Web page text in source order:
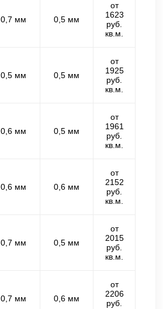
0,7 мм 0,5 мм
от
1623
руб.
кв.м.
0,5 мм 0,5 мм
от
1925
руб.
кв.м.
0,6 мм 0,5 мм
от
1961
руб.
кв.м.
0,6 мм 0,6 мм
от
2152
руб.
кв.м.
0,7 мм 0,5 мм
от
2015
руб.
кв.м.
0,7 мм 0,6 мм
от
2206
руб.